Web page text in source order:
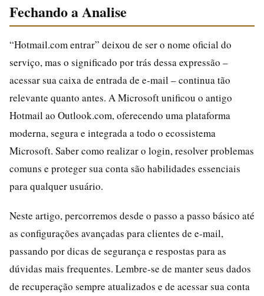
Fechando a Analise
“Hotmail.com entrar” deixou de ser o nome oficial do
serviço, mas o significado por trás dessa expressão –
acessar sua caixa de entrada de e‑mail – continua tão
relevante quanto antes. A Microsoft unificou o antigo
Hotmail ao Outlook.com, oferecendo uma plataforma
moderna, segura e integrada a todo o ecossistema
Microsoft. Saber como realizar o login, resolver problemas
comuns e proteger sua conta são habilidades essenciais
para qualquer usuário.
Neste artigo, percorremos desde o passo a passo básico até
as configurações avançadas para clientes de e‑mail,
passando por dicas de segurança e respostas para as
dúvidas mais frequentes. Lembre‑se de manter seus dados
de recuperação sempre atualizados e de acessar sua conta